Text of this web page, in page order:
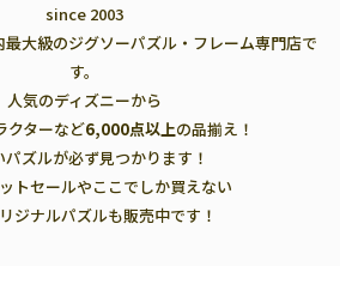
since 2003
大級のジグソーパズル・フレーム専門店で
す。
人気のディズニーから
クターなど6,000点以上の品揃え！
パズルが必ず見つかります！
トセールやここでしか買えない
ジナルパズルも販売中です！